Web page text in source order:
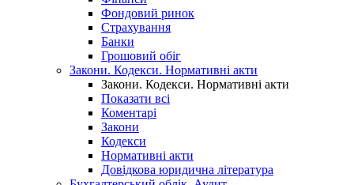
Фондовий ринок
Страхування
Банки
Грошовий обіг
Закони. Кодекси. Нормативні акти
Закони. Кодекси. Нормативні акти
Показати всі
Коментарі
Закони
Кодекси
Нормативні акти
Довідкова юридична література